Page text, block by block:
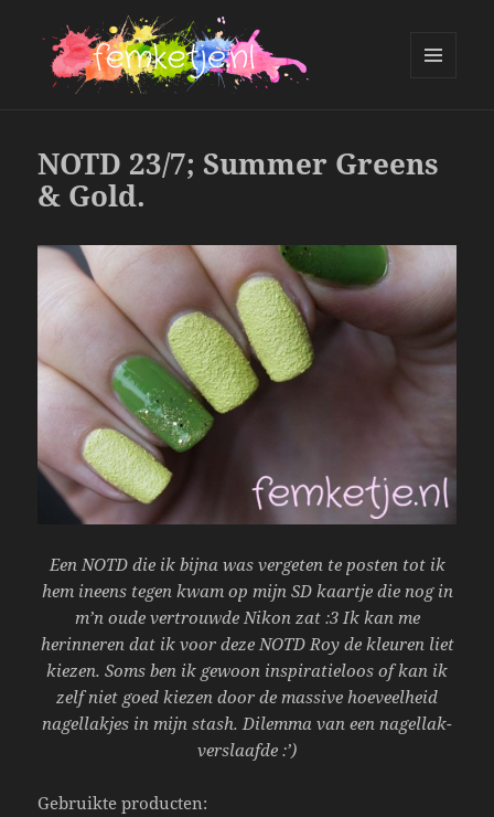
NOTD 23/7; Summer Greens
& Gold.
Een NOTD die ik bijna was vergeten te posten tot ik
hem ineens tegen kwam op mijn SD kaartje die nog in
m’n oude vertrouwde Nikon zat :3 Ik kan me
herinneren dat ik voor deze NOTD Roy de kleuren liet
kiezen. Soms ben ik gewoon inspiratieloos of kan ik
zelf niet goed kiezen door de massive hoeveelheid
nagellakjes in mijn stash. Dilemma van een nagellak-
verslaafde :’)
Gebruikte producten: